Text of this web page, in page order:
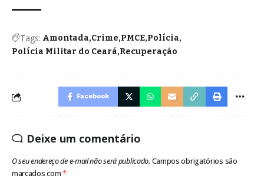
Tags: Amontada Crime PMCE Polícia
Polícia Militar do Ceará Recuperação
Facebook
Deixe um comentário
O seu endereço de e-mail não será publicado. Campos obrigatórios são
marcados com*